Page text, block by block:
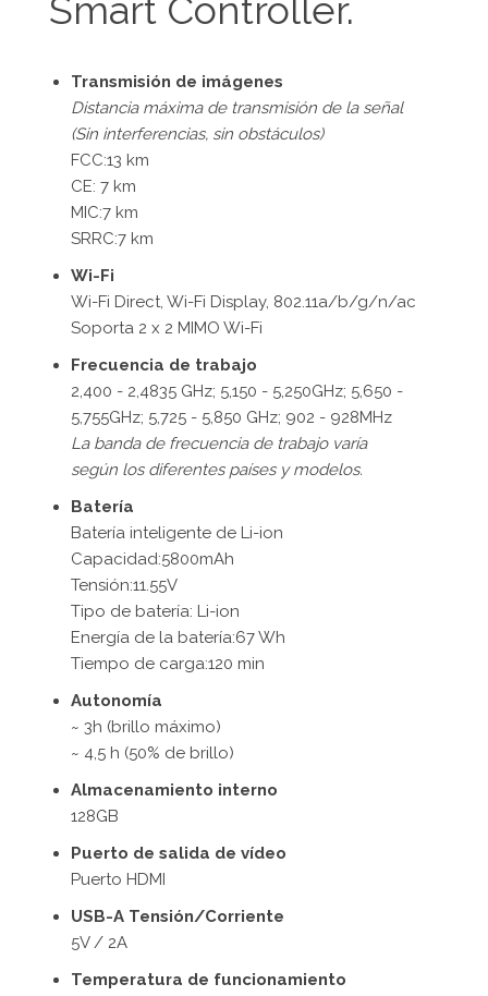
Smart Controller.
Transmisión de imágenes
Distancia máxima de transmisión de la señal
(Sin interferencias, sin obstáculos)
FCC:13 km
CE: 7 km
MIC:7 km
SRRC:7 km
Wi-Fi
Wi-Fi Direct, Wi-Fi Display, 802.11a/b/g/n/ac
Soporta 2 x 2 MIMO Wi-Fi
Frecuencia de trabajo
2,400 - 2,4835 GHz; 5,150 - 5,250GHz; 5,650 -
5,755GHz; 5,725 - 5,850 GHz; 902 - 928MHz
La banda de frecuencia de trabajo varía
según los diferentes países y modelos.
Batería
Batería inteligente de Li-ion
Capacidad:5800mAh
Tensión:11.55V
Tipo de batería: Li-ion
Energía de la batería:67 Wh
Tiempo de carga:120 min
Autonomía
~ 3h (brillo máximo)
~ 4,5 h (50% de brillo)
Almacenamiento interno
128GB
Puerto de salida de vídeo
Puerto HDMI
USB-A Tensión/Corriente
5V / 2A
Temperatura de funcionamiento